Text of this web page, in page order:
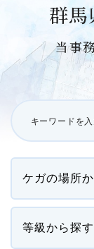
群
当事